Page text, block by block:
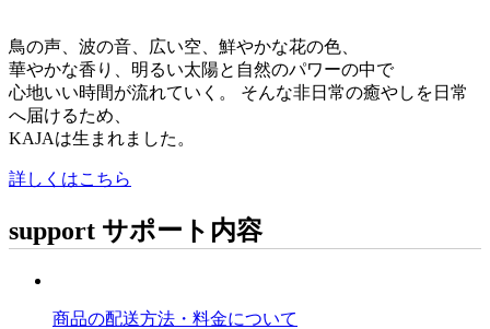
鳥の声、波の音、広い空、鮮やかな花の色、
華やかな香り、明るい太陽と自然のパワーの中で
心地いい時間が流れていく。 そんな非日常の癒やしを日常
へ届けるため、
KAJAは生まれました。
詳しくはこちら
support サポート内容
商品の配送方法・料金について